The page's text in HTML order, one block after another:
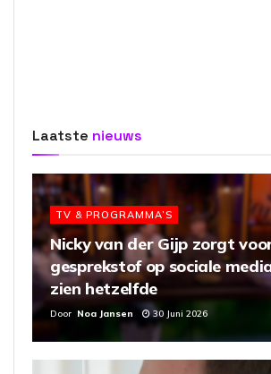
Laatste nieuws
TV & PROGRAMMA’S
Nicky van der Gijp zorgt
gesprekstof op sociale
zien hetzelfde
Door Noa Jansen 30 Juni 2026